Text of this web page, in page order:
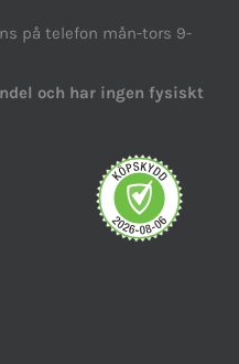
på telefon mån-tors 9-
och har ingen fysiskt